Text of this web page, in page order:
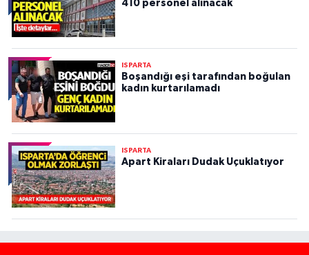
410 personel alınacak
ISPARTA
Boşandığı eşi tarafından boğulan
kadın kurtarılamadı
ISPARTA
Apart Kiraları Dudak Uçuklatıyor